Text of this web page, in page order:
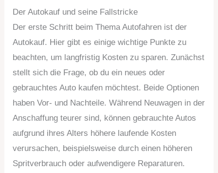
Der Autokauf und seine Fallstricke
Der erste Schritt beim Thema Autofahren ist der
Autokauf. Hier gibt es einige wichtige Punkte zu
beachten, um langfristig Kosten zu sparen. Zunächst
stellt sich die Frage, ob du ein neues oder
gebrauchtes Auto kaufen möchtest. Beide Optionen
haben Vor- und Nachteile. Während Neuwagen in der
Anschaffung teurer sind, können gebrauchte Autos
aufgrund ihres Alters höhere laufende Kosten
verursachen, beispielsweise durch einen höheren
Spritverbrauch oder aufwendigere Reparaturen.